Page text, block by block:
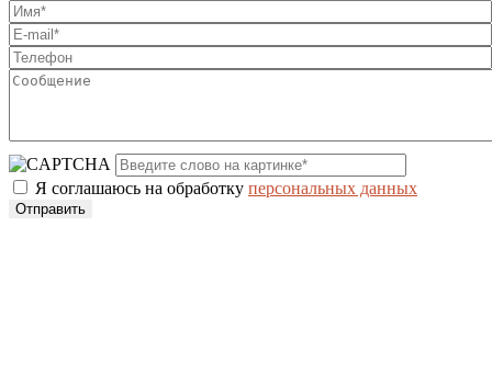
Я соглашаюсь на обработку персональных данных